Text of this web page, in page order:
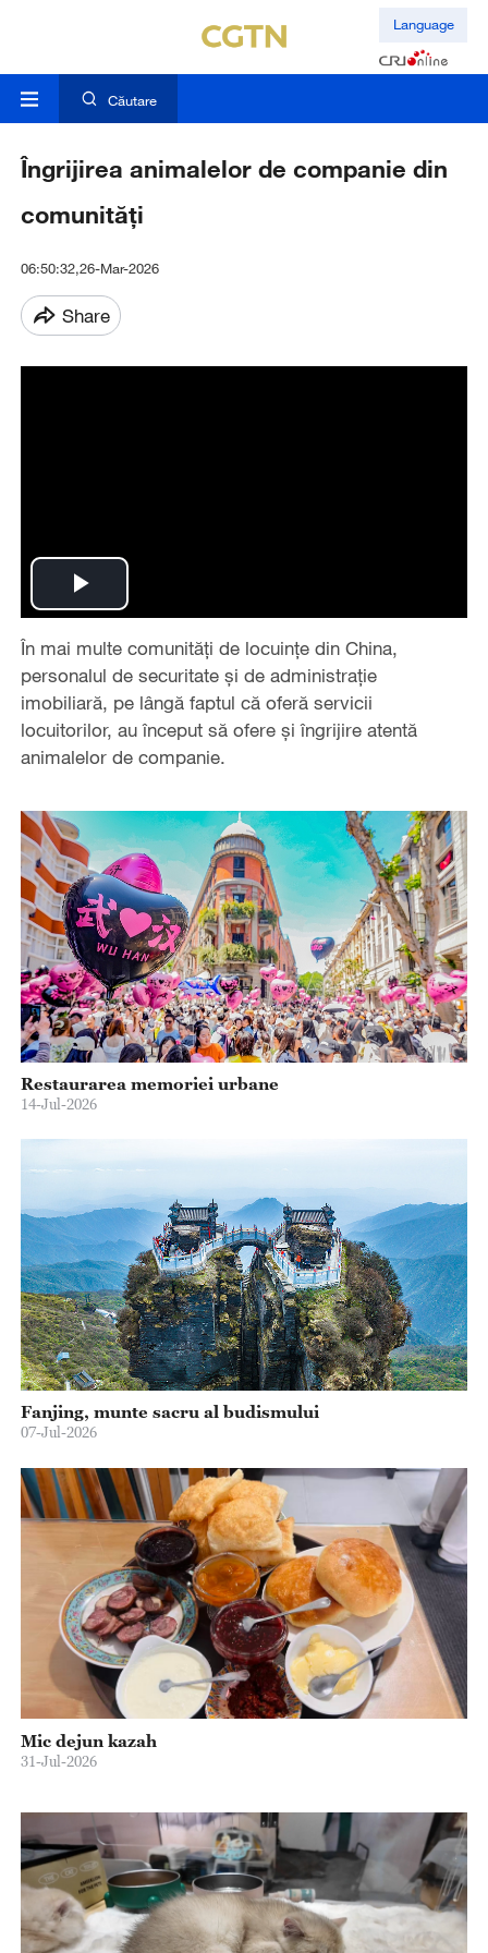
Language
Căutare
Îngrijirea animalelor de companie din
comunități
06:50:32,26-Mar-2026
Share
Play
Video
În mai multe comunități de locuințe din China,
personalul de securitate și de administrație
imobiliară, pe lângă faptul că oferă servicii
locuitorilor, au început să ofere și îngrijire atentă
animalelor de companie.
Restaurarea memoriei urbane
14-Jul-2026
Fanjing, munte sacru al budismului
07-Jul-2026
Mic dejun kazah
31-Jul-2026